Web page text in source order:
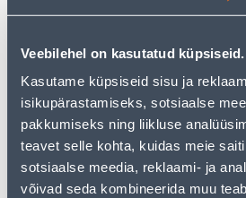
Veebilehel on kasutatud küpsiseid.
Kasutame küpsiseid sisu ja
isikupärastamiseks, sotsiaalse
pakkumiseks ning liikluse
teavet selle kohta, kuidas meie
sotsiaalse meedia, reklaami- ja
võivad seda kombineerida muu
Järelmaksu kalkulaator
Sissemakse